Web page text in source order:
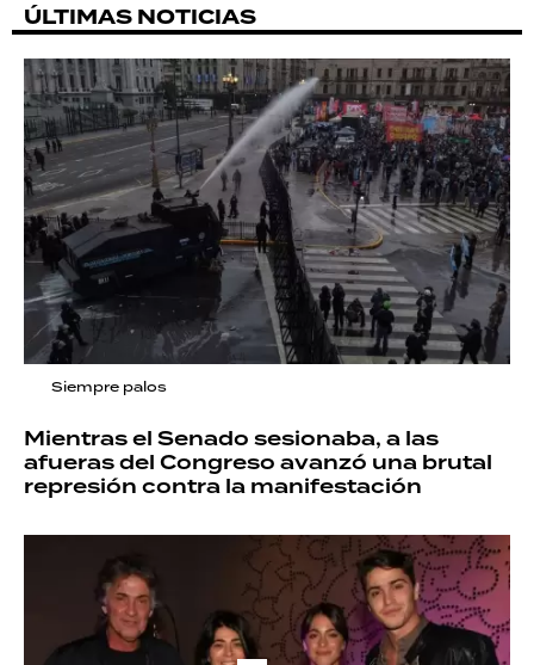
ÚLTIMAS NOTICIAS
Siempre palos
Mientras el Senado sesionaba, a las
afueras del Congreso avanzó una brutal
represión contra la manifestación